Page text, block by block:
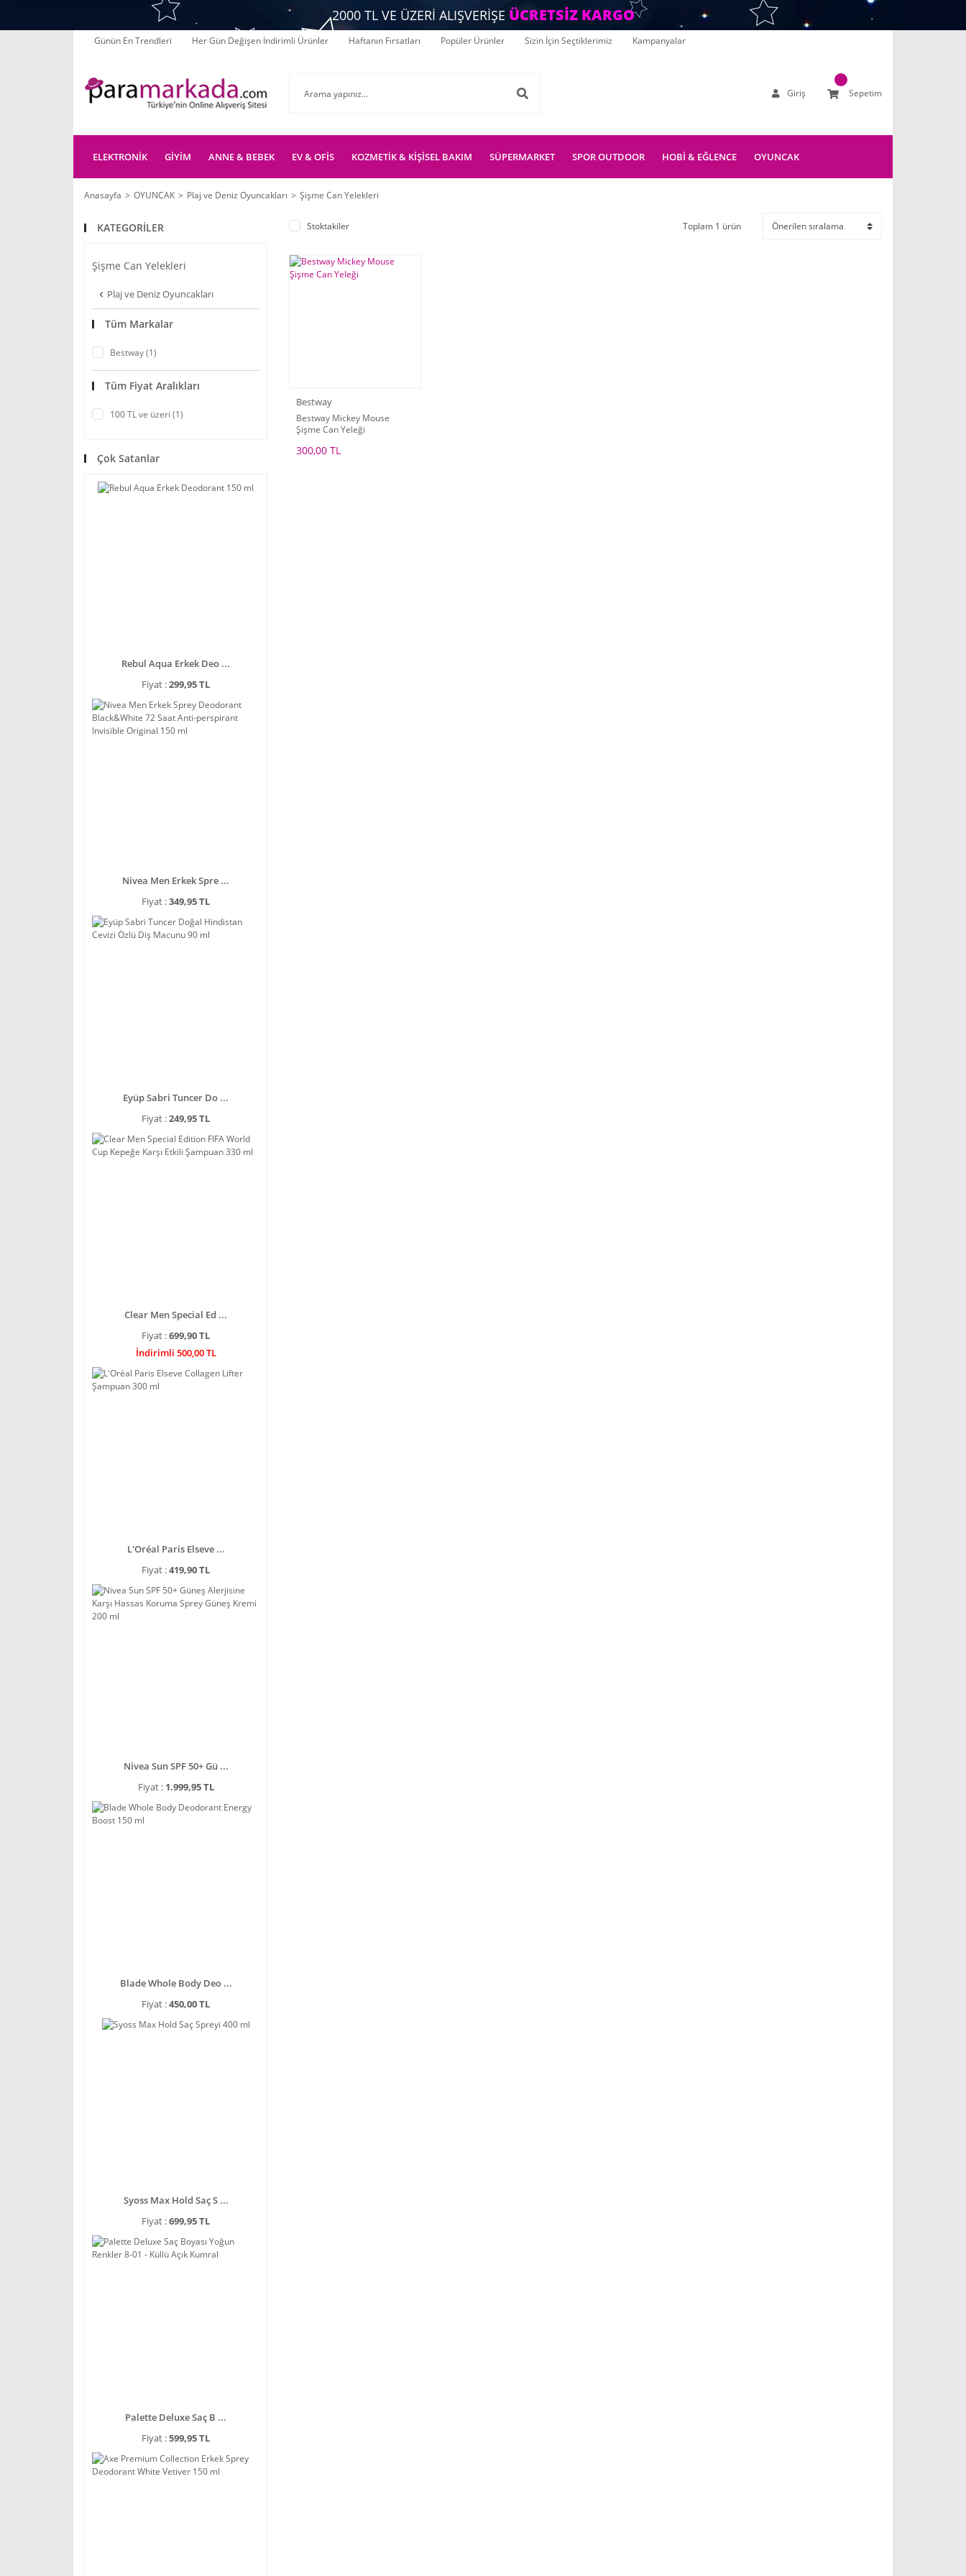
2000 TL VE ÜZERİ ALIŞVERİŞE ÜCRETSİZ KARGO
Günün En Trendleri Her Gün Değişen İndirimli Ürünler Haftanın Fırsatları Popüler Ürünler Sizin İçin Seçtiklerimiz Kampanyalar
Giriş Sepetim
ELEKTRONİK GİYİM ANNE & BEBEK EV & OFİS KOZMETİK & KİŞİSEL BAKIM SÜPERMARKET SPOR OUTDOOR HOBİ & EĞLENCE OYUNCAK
Anasayfa OYUNCAK Plaj ve Deniz Oyuncakları Şişme Can Yelekleri
KATEGORİLER
Şişme Can Yelekleri
Plaj ve Deniz Oyuncakları
Tüm Markalar
Bestway (1)
Tüm Fiyat Aralıkları
100 TL ve üzeri (1)
Çok Satanlar
Rebul Aqua Erkek Deo ...
Fiyat :299,95 TL
Nivea Men Erkek Spre ...
Fiyat :349,95 TL
Eyüp Sabri Tuncer Do ...
Fiyat :249,95 TL
Clear Men Special Ed ...
Fiyat :699,90 TL
İndirimli 500,00 TL
L'Oréal Paris Elseve ...
Fiyat :419,90 TL
Nivea Sun SPF 50+ Gü ...
Fiyat : 1.999,95 TL
Blade Whole Body Deo ...
Fiyat :450,00 TL
Syoss Max Hold Saç S ...
Fiyat :699,95 TL
Palette Deluxe Saç B ...
Fiyat :599,95 TL
Stoktakiler Toplam 1 ürün
Bestway
Bestway Mickey Mouse
Şişme Can Yeleği
300,00 TL